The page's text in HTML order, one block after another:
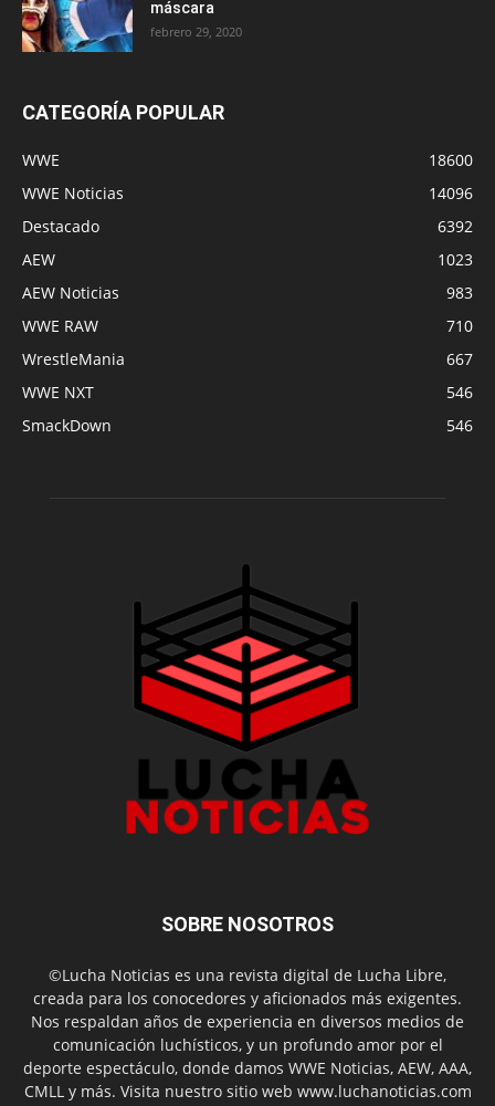
máscara
febrero 29, 2020
CATEGORÍA POPULAR
WWE
18600
WWE Noticias
14096
Destacado
6392
AEW
1023
AEW Noticias
983
WWE RAW
710
WrestleMania
667
WWE NXT
546
SmackDown
546
SOBRE NOSOTROS
©Lucha Noticias es una revista digital de Lucha Libre,
creada para los conocedores y aficionados más exigentes.
Nos respaldan años de experiencia en diversos medios de
comunicación luchísticos, y un profundo amor por el
deporte espectáculo, donde damos WWE Noticias, AEW, AAA,
CMLL y más. Visita nuestro sitio web www.luchanoticias.com